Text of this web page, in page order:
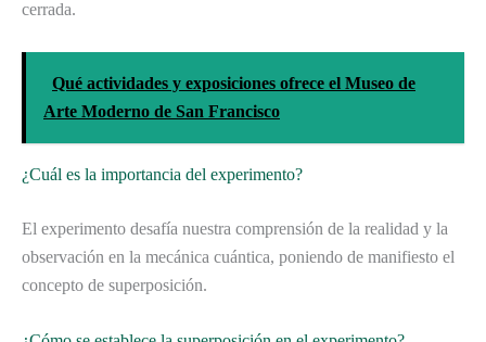
cerrada.
Qué actividades y exposiciones ofrece el Museo de
Arte Moderno de San Francisco
¿Cuál es la importancia del experimento?
El experimento desafía nuestra comprensión de la realidad y la
observación en la mecánica cuántica, poniendo de manifiesto el
concepto de superposición.